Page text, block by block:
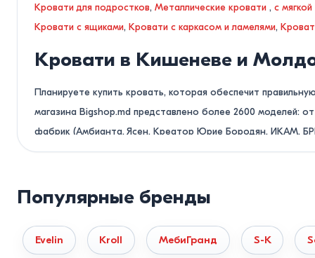
Кровати для подростков, Металлические кровати , с
Кровати с ящиками, Кровати с каркасом и ламелями,
Кровати в Кишеневе и
Планируете купить кровать, которая обеспечит
магазина Bigshop.md представлено более 2600
фабрик (Амбианта, Ясен, Креатор Юрие Бородян, ИКАМ,
Не теряйте время на самостоятельный поиск. Позвоните
Классификация кроватей по
Популярные бренды
Evelin Kroll МебиГранд S-K